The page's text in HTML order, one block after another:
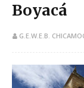
Boyacá
G.E.W.E.B.